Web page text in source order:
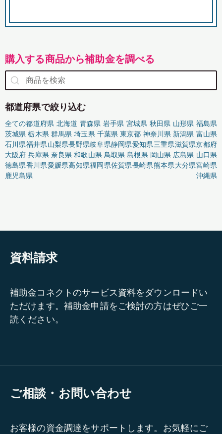
購入する商品から補助金を調べる
都道府県で絞り込む
全ての都道府県 北海道 青森県 岩手県 宮城県 秋田県 山形県 福島県
茨城県 栃木県 群馬県 埼玉県 千葉県 東京都 神奈川県 新潟県 富山県
石川県福井県山梨県長野県岐阜県静岡県愛知県三重県滋賀県京都府
大阪府 兵庫県 奈良県 和歌山県 鳥取県 島根県 岡山県 広島県 山口県
徳島県香川県愛媛県高知県福岡県佐賀県長崎県熊本県大分県宮崎県
鹿児島県
沖縄県
資料請求
補助金コネクトのサービス資料をダウンロードい
ただけます。補助金申請をご検討の方はぜひご一
読ください。
ご相談・お問い合わせ
お客様の資金調達をサポートします。お気軽にご